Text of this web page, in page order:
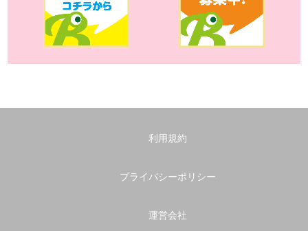
利用規約
プライバシーポリシー
運営会社